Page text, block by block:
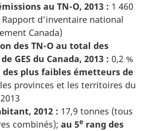
au TN-O, 2013 : 1 460
Rapport d’inventaire national
Canada)
des TN-O au total des
GES du Canada, 2013 : 0,2 %
des plus faibles émetteurs de
provinces et les territoires du
2012 : 17,9 tonnes (tous
combinés); au 5e rang des